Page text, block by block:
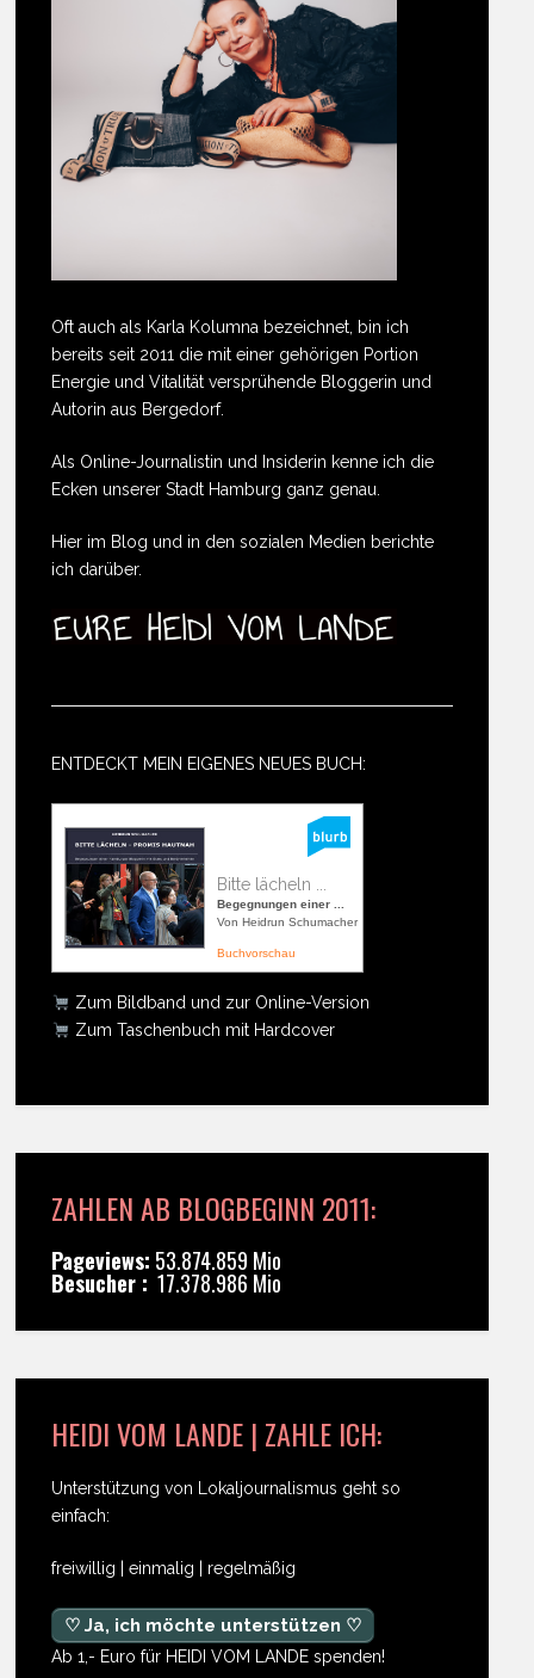
Oft auch als Karla Kolumna bezeichnet, bin ich
bereits seit 2011 die mit einer gehörigen Portion
Energie und Vitalität versprühende Bloggerin und
Autorin aus Bergedorf.
Als Online-Journalistin und Insiderin kenne ich die
Ecken unserer Stadt Hamburg ganz genau.
Hier im Blog und in den sozialen Medien berichte
ich darüber.
ENTDECKT MEIN EIGENES NEUES BUCH:
Bitte lächeln ...
Begegnungen einer ...
Von Heidrun Schumacher
Buchvorschau
Zum Bildband und zur Online-Version
Zum Taschenbuch mit Hardcover
ZAHLEN AB BLOGBEGINN 2011:
Pageviews: 53.874.859 Mio
Besucher : 17.378.986 Mio
HEIDI VOM LANDE | ZAHLE ICH:
Unterstützung von Lokaljournalismus geht so
einfach:
freiwillig | einmalig | regelmäßig
♡ Ja, ich möchte unterstützen ♡
Ab 1,- Euro für HEIDI VOM LANDE spenden!